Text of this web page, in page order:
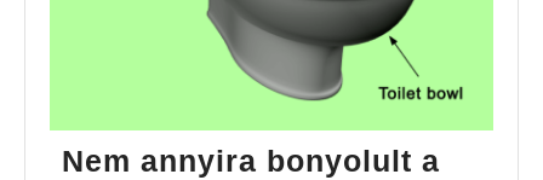
Nem annyira bonyolult a